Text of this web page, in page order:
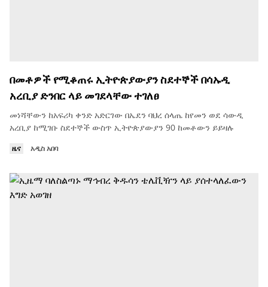
በመቶዎች የሚቆጠሩ ኢትዮጵያውያን ስደተኞች በሳኡዲ
አረቢያ ድንበር ላይ መገደላቸው ተገለፀ
መነሻቸውን ከአፍሪካ ቀንድ አድርገው በኤደን ባህረ ሰላጤ ከየመን ወደ ሳውዲ
አረቢያ ከሚገቡ ስደተኞች ውስጥ ኢትዮጵያውያን 90 ከመቶውን ይይዛሉ
ዜና አዲስ አበባ